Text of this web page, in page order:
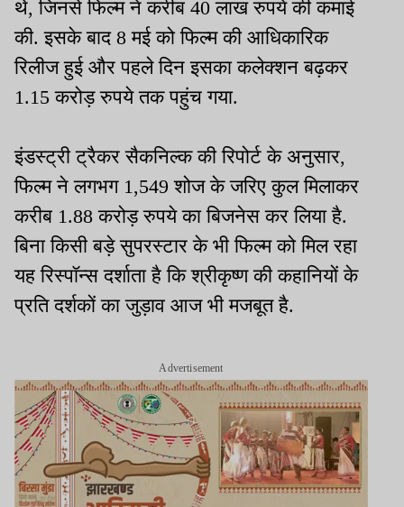
थे, जिनसे फिल्म ने करीब 40 लाख रुपये की कमाई
की. इसके बाद 8 मई को फिल्म की आधिकारिक
रिलीज हुई और पहले दिन इसका कलेक्शन बढ़कर
1.15 करोड़ रुपये तक पहुंच गया.
इंडस्ट्री ट्रैकर सैकनिल्क की रिपोर्ट के अनुसार,
फिल्म ने लगभग 1,549 शोज के जरिए कुल मिलाकर
करीब 1.88 करोड़ रुपये का बिजनेस कर लिया है.
बिना किसी बड़े सुपरस्टार के भी फिल्म को मिल रहा
यह रिस्पॉन्स दर्शाता है कि श्रीकृष्ण की कहानियों के
प्रति दर्शकों का जुड़ाव आज भी मजबूत है.
Advertisement